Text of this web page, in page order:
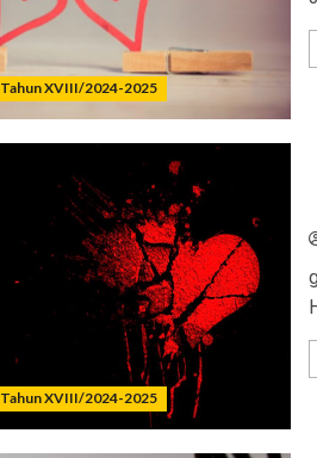
Tahun XVIII/2024-2025
Tahun XVIII/2024-2025